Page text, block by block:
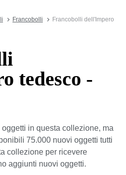
Francobolli
Francobolli dell'Impero
tedesco -
in questa collezione, ma
75.000 nuovi oggetti tutti
collezione per ricevere
aggiunti nuovi oggetti.